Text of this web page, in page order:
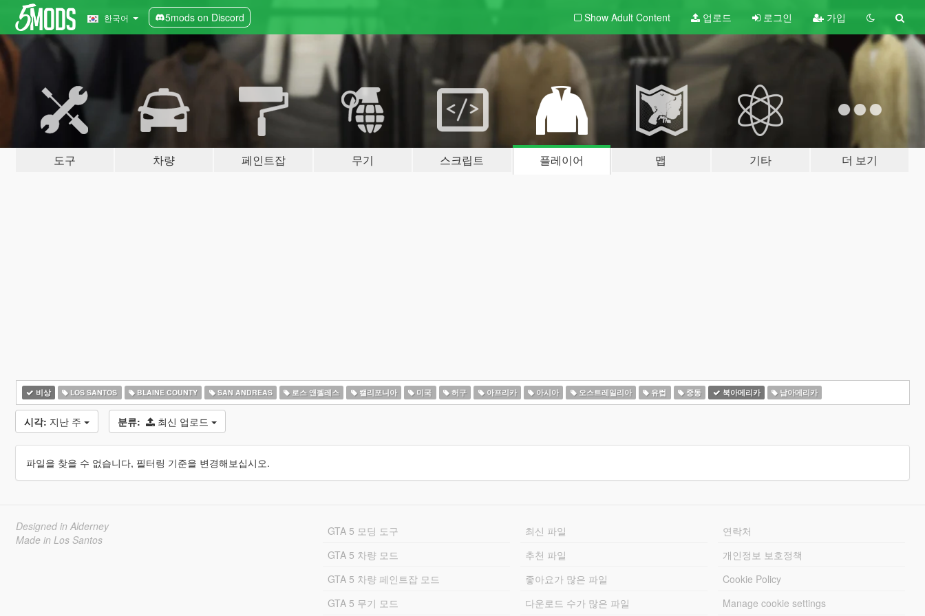
한국어 5mods on Discord Show Adult Content 업로드 로그인 가입
도구 차량 페인트잡 무기 스크립트 플레이어 맵 기타 더 보기
비상 LOS SANTOS BLAINE COUNTY SAN ANDREAS 로스 앤젤레스 캘리포니아 미국 허구 아프리카 아시아 오스트레일리아 유럽 중동 북아메리카 남아메리카
시각: 지난 주 분류: 최신 업로드
파일을 찾을 수 없습니다, 필터링 기준을 변경해보십시오.
Designed in Alderney
Made in Los Santos
GTA 5 모딩 도구
GTA 5 차량 모드
GTA 5 차량 페인트잡 모드
GTA 5 무기 모드
최신 파일
추천 파일
좋아요가 많은 파일
다운로드 수가 많은 파일
연락처
개인정보 보호정책
Cookie Policy
Manage cookie settings